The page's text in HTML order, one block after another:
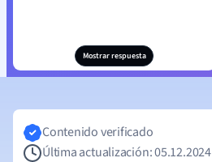
Mostrar respuesta
Contenido verificado
Última actualización: 05.12.2024